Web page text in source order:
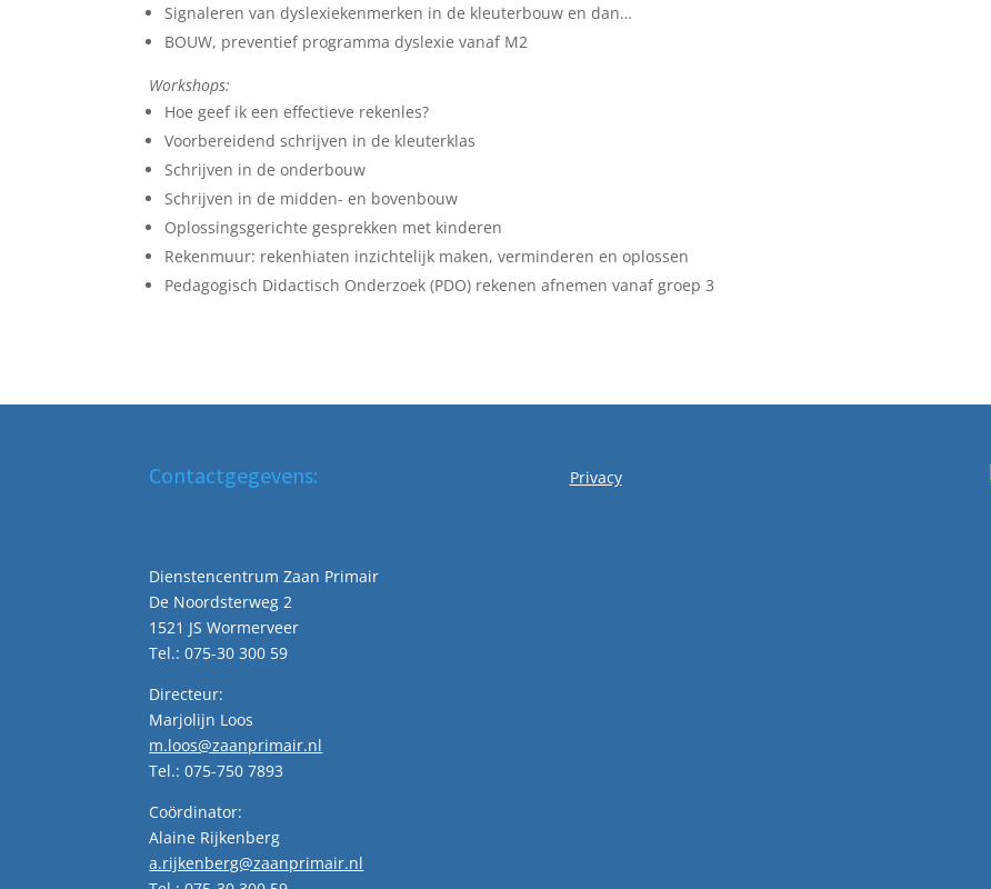
Signaleren van dyslexiekenmerken in de kleuterbouw en dan…
BOUW, preventief programma dyslexie vanaf M2
Workshops:
Hoe geef ik een effectieve rekenles?
Voorbereidend schrijven in de kleuterklas
Schrijven in de onderbouw
Schrijven in de midden- en bovenbouw
Oplossingsgerichte gesprekken met kinderen
Rekenmuur: rekenhiaten inzichtelijk maken, verminderen en oplossen
Pedagogisch Didactisch Onderzoek (PDO) rekenen afnemen vanaf groep 3
Contactgegevens:
Dienstencentrum Zaan Primair
De Noordsterweg 2
1521 JS Wormerveer
Tel.: 075-30 300 59
Directeur:
Marjolijn Loos
m.loos@zaanprimair.nl
Tel.: 075-750 7893
Coördinator:
Alaine Rijkenberg
a.rijkenberg@zaanprimair.nl
Privacy